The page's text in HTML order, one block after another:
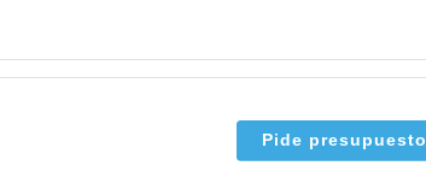
Pide presupuesto